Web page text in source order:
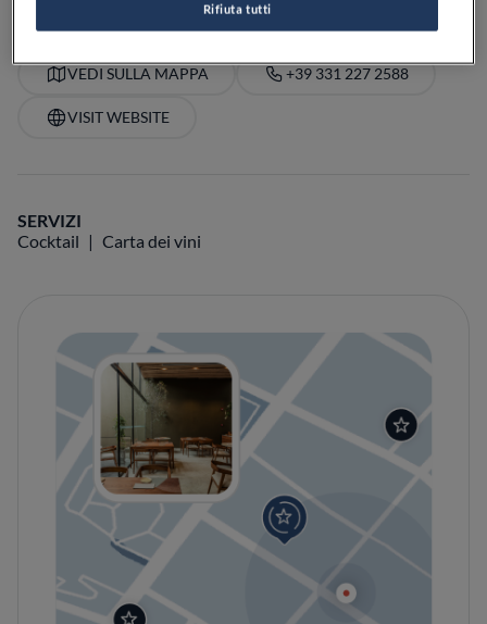
VEDI SULLA MAPPA +39 331 227 2588
VISIT WEBSITE
SERVIZI
Cocktail
Carta dei vini
Rifiuta tutti